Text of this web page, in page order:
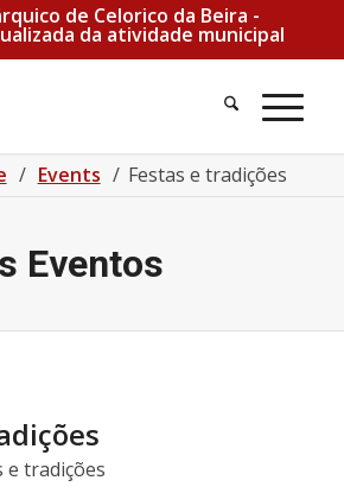
de Celorico da Beira -
da atividade municipal
/ Events / Festas e tradições
Eventos
e tradições